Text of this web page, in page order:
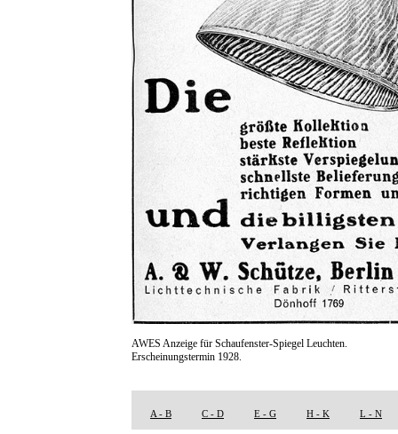
AWES Anzeige für Schaufenster-Spiegel Leuchten.
Erscheinungstermin 1928.
A - B C - D E - G H - K L - N